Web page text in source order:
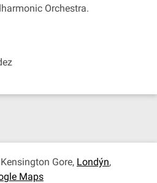
Orchestra.
Kensington Gore, Londýn,
Maps